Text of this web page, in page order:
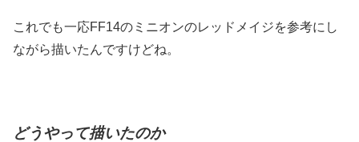
これでも一応FF14のミニオンのレッドメイジを参考にし
ながら描いたんですけどね。
どうやって描いたのか